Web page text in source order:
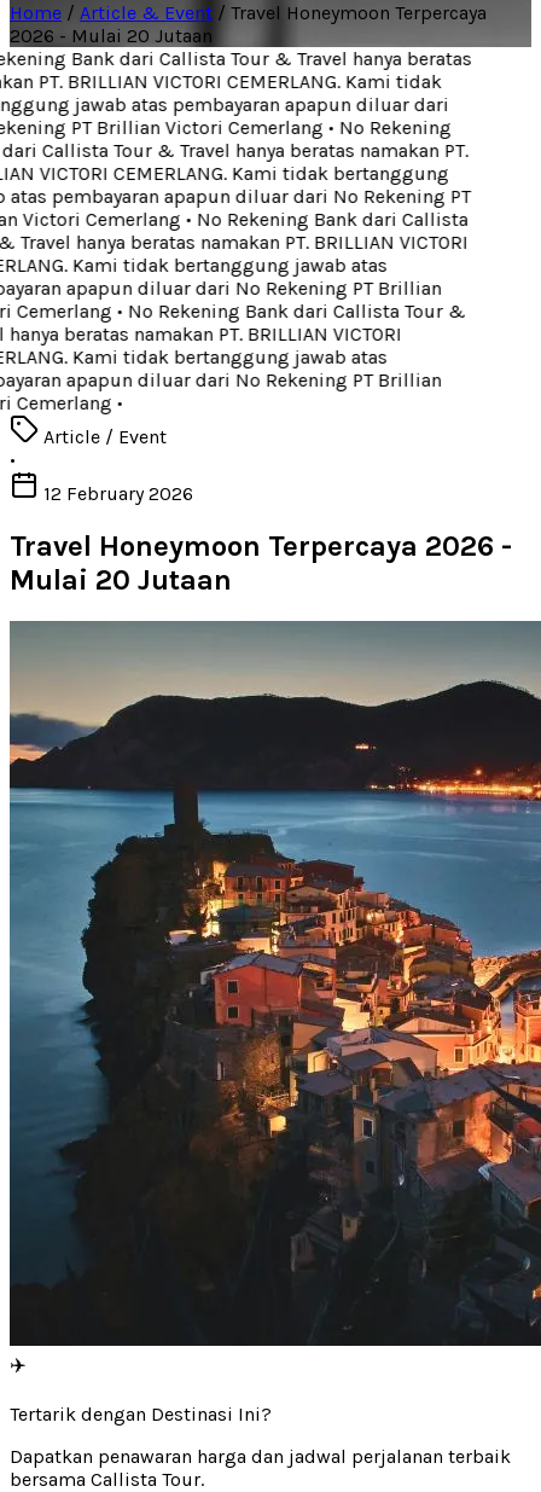
Home / Article & Event / Travel Honeymoon Terpercaya
2026 - Mulai 20 Jutaan
Bank dari Callista Tour & Travel hanya beratas
PT. BRILLIAN VICTORI CEMERLANG. Kami tidak
jawab atas pembayaran apapun diluar dari
PT Brillian Victori Cemerlang• No Rekening
Callista Tour & Travel hanya beratas namakan PT.
VICTORI CEMERLANG. Kami tidak bertanggung
pembayaran apapun diluar dari No Rekening PT
Victori Cemerlang• No Rekening Bank dari Callista
Travel hanya beratas namakan PT. BRILLIAN VICTORI
Kami tidak bertanggung jawab atas
apapun diluar dari No Rekening PT Brillian
Cemerlang• No Rekening Bank dari Callista Tour &
beratas namakan PT. BRILLIAN VICTORI
Kami tidak bertanggung jawab atas
apapun diluar dari No Rekening PT Brillian
Cemerlang•
Article / Event
•
12 February 2026
Travel Honeymoon Terpercaya 2026 -
Mulai 20 Jutaan
✈️
Tertarik dengan Destinasi Ini?
Dapatkan penawaran harga dan jadwal perjalanan terbaik
bersama Callista Tour.